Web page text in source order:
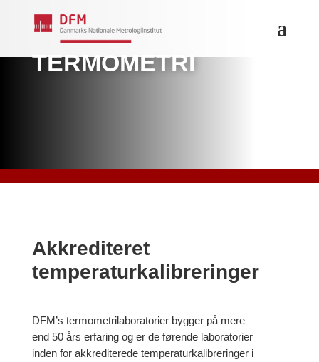
TERMOMETRI
Akkrediteret
temperaturkalibreringer
DFM’s termometrilaboratorier bygger på mere
end 50 års erfaring og er de førende laboratorier
inden for akkrediterede temperaturkalibreringer i